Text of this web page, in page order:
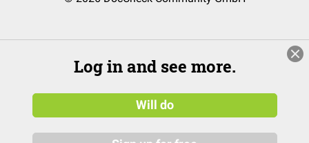
Log in and see more.
Will do